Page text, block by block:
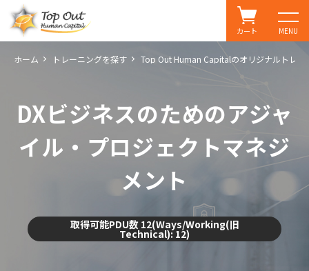
MENU
カート
ホーム トレーニングを探す Top Out Human Capitalのオリジナルトレー
DXビジネスのためのアジャ
イル・プロジェクトマネジ
メント
取得可能PDU数 12(Ways/Working(旧
Technical): 12)